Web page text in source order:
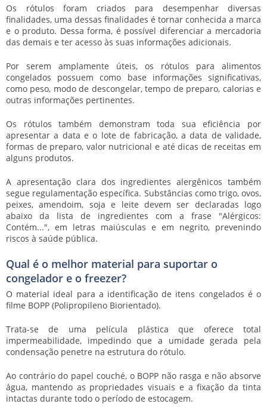
Os rótulos foram criados para desempenhar diversas
finalidades, uma dessas finalidades é tornar conhecida a marca
e o produto. Dessa forma, é possível diferenciar a mercadoria
das demais e ter acesso às suas informações adicionais.
Por serem amplamente úteis, os rótulos para alimentos
congelados possuem como base informações significativas,
como peso, modo de descongelar, tempo de preparo, calorias e
outras informações pertinentes.
Os rótulos também demonstram toda sua eficiência por
apresentar a data e o lote de fabricação, a data de validade,
formas de preparo, valor nutricional e até dicas de receitas em
alguns produtos.
A apresentação clara dos ingredientes alergênicos também
segue regulamentação específica. Substâncias como trigo, ovos,
peixes, amendoim, soja e leite devem ser declaradas logo
abaixo da lista de ingredientes com a frase "Alérgicos:
Contém...", em letras maiúsculas e em negrito, prevenindo
riscos à saúde pública.
Qual é o melhor material para suportar o
congelador e o freezer?
O material ideal para a identificação de itens congelados é o
filme BOPP (Polipropileno Biorientado).
Trata-se de uma película plástica que oferece total
impermeabilidade, impedindo que a umidade gerada pela
condensação penetre na estrutura do rótulo.
Ao contrário do papel couché, o BOPP não rasga e não absorve
água, mantendo as propriedades visuais e a fixação da tinta
intactas durante todo o período de estocagem.